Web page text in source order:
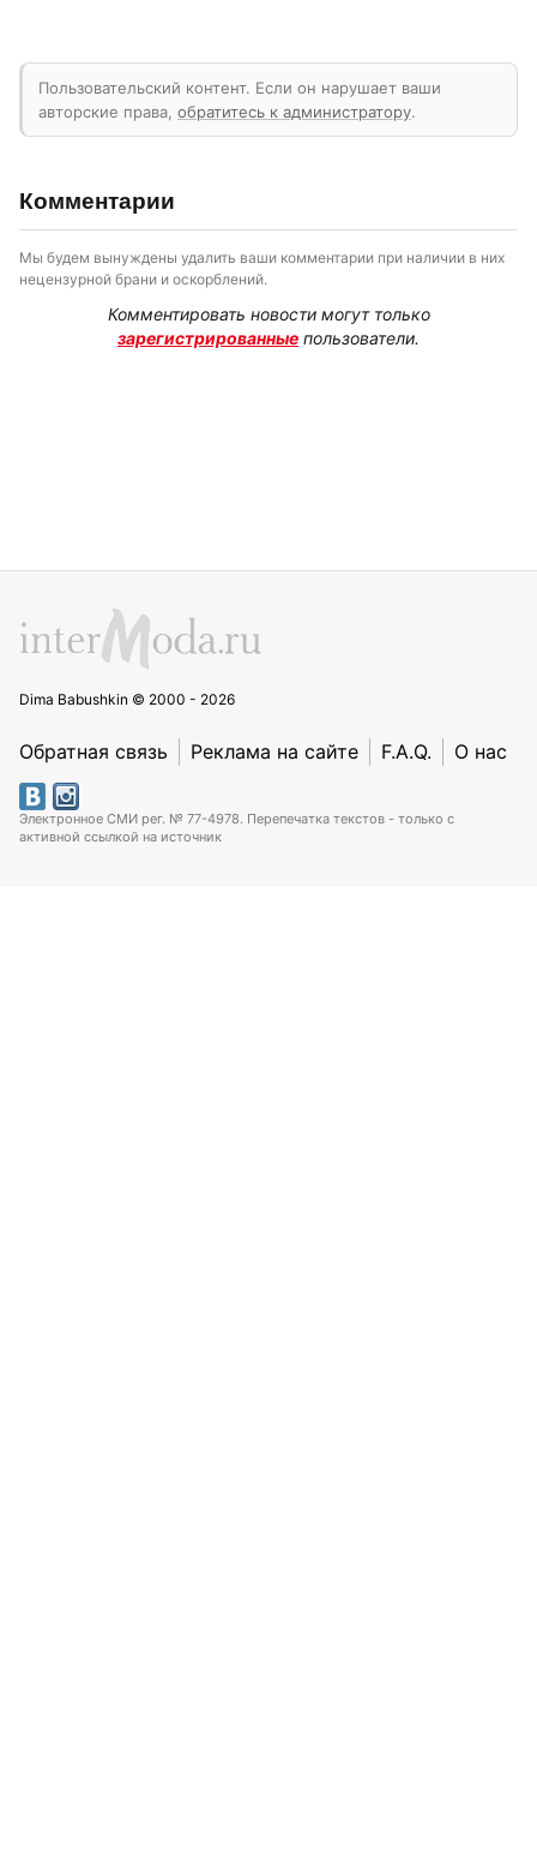
Пользовательский контент. Если он нарушает ваши
авторские права, обратитесь к администратору.
Комментарии
Мы будем вынуждены удалить ваши комментарии при наличии в них
нецензурной брани и оскорблений.
Комментировать новости могут только
зарегистрированные пользователи.
Dima Babushkin © 2000 - 2026
Обратная связь Реклама на сайте F.A.Q. О нас
Электронное СМИ рег. № 77-4978. Перепечатка текстов - только с
активной ссылкой на источник